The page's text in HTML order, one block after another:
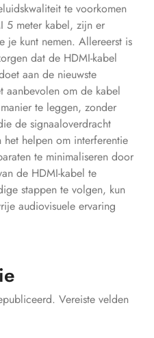
te voorkomen
5 meter kabel, zijn er
je kunt nemen. Allereerst is
dat de HDMI-kabel
aan de nieuwste
aanbevolen om de kabel
te leggen, zonder
de signaaloverdracht
het helpen om interferentie
te minimaliseren door
de HDMI-kabel te
stappen te volgen, kun
audiovisuele ervaring
Vereiste velden